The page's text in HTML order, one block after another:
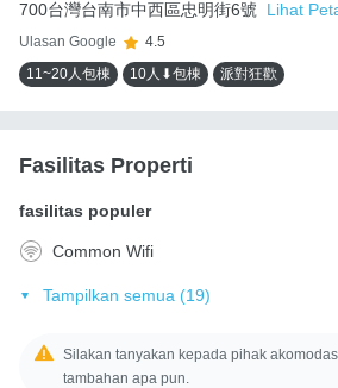
700台灣台南市中西區忠明街6號
Lihat
Ulasan Google
4.5
11~20人包棟
10人⬇包棟 派對狂歡
Fasilitas Properti
fasilitas populer
Common Wifi
Tampilkan semua (19)
Silakan tanyakan kepada pihak
tambahan apa pun.